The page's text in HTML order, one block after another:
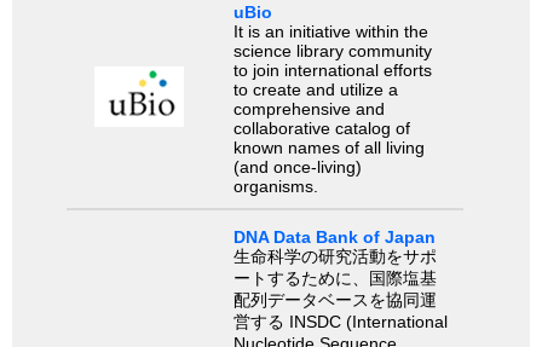
uBio
It is an initiative within the
science library community
to join international efforts
to create and utilize a
comprehensive and
collaborative catalog of
known names of all living
(and once-living)
organisms.
DNA Data Bank of Japan
生命科学の研究活動をサポ
ートするために、国際塩基
配列データベースを協同運
営する INSDC (International
Nucleotide Sequence